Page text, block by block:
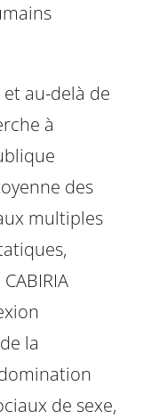
au-delà de
à
des
multiples
la
de sexe,